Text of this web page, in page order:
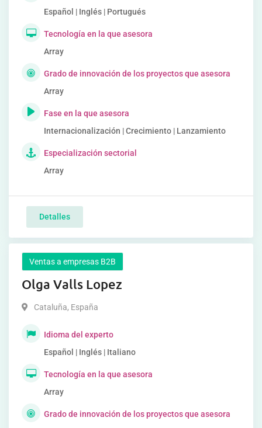
Español | Inglés | Portugués
Tecnología en la que asesora
Array
Grado de innovación de los proyectos que asesora
Array
Fase en la que asesora
Internacionalización | Crecimiento | Lanzamiento
Especialización sectorial
Array
Detalles
Ventas a empresas B2B
Olga Valls Lopez
Cataluña, España
Idioma del experto
Español | Inglés | Italiano
Tecnología en la que asesora
Array
Grado de innovación de los proyectos que asesora